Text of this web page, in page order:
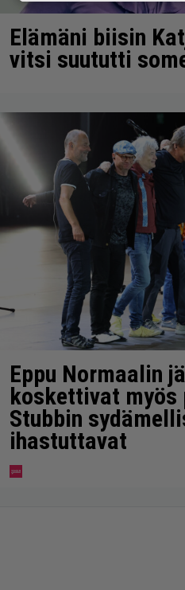
Elämäni biisin
vitsi suututti
Eppu Normaalin
koskettivat myös
Stubbin
ihastuttavat